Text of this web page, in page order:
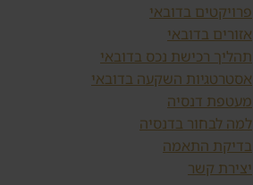
פרויקטים בדובאי
אזורים בדובאי
תהליך רכישת נכס בדובאי
אסטרטגיות השקעה בדובאי
מעטפת דנסיה
למה לבחור בדנסיה
בדיקת התאמה
יצירת קשר